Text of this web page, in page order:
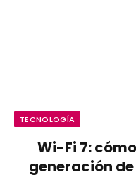
TECNOLOGÍA
Wi-Fi 7:
generación